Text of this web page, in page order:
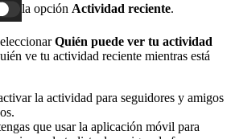
la opción Actividad reciente.
Quién puede ver tu actividad
ve tu actividad reciente mientras está
la actividad para seguidores y amigos
que usar la aplicación móvil para